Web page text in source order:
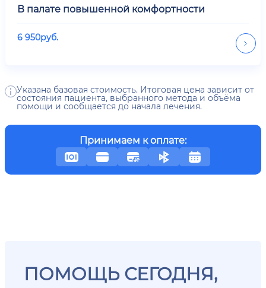
В палате повышенной комфортности
6 950руб.
Указана базовая стоимость. Итоговая цена зависит от
состояния пациента, выбранного метода и объёма
помощи и сообщается до начала лечения.
Принимаем к оплате:
ПОМОЩЬ СЕГОДНЯ,